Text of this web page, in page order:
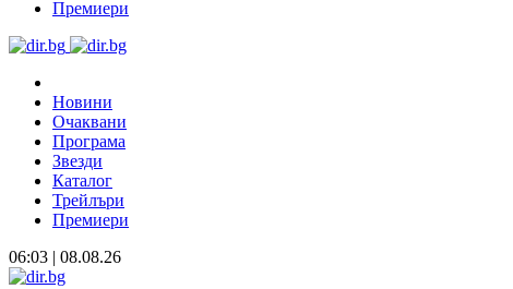
Премиери
Новини
Очаквани
Програма
Звезди
Каталог
Трейлъри
Премиери
06:03 | 08.08.26